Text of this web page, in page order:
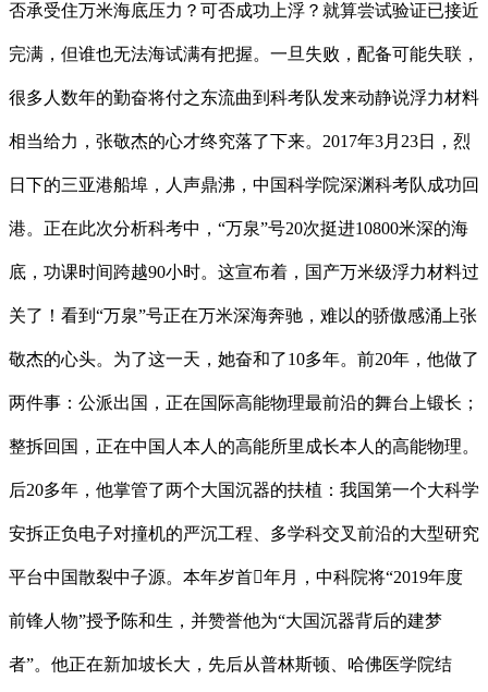
否承受住万米海底压力？可否成功上浮？就算尝试验证已接近
完满，但谁也无法海试满有把握。一旦失败，配备可能失联，
很多人数年的勤奋将付之东流曲到科考队发来动静说浮力材料
相当给力，张敬杰的心才终究落了下来。2017年3月23日，烈
日下的三亚港船埠，人声鼎沸，中国科学院深渊科考队成功回
港。正在此次分析科考中，“万泉”号20次挺进10800米深的海
底，功课时间跨越90小时。这宣布着，国产万米级浮力材料过
关了！看到“万泉”号正在万米深海奔驰，难以的骄傲感涌上张
敬杰的心头。为了这一天，她奋和了10多年。前20年，他做了
两件事：公派出国，正在国际高能物理最前沿的舞台上锻长；
整拆回国，正在中国人本人的高能所里成长本人的高能物理。
后20多年，他掌管了两个大国沉器的扶植：我国第一个大科学
安拆正负电子对撞机的严沉工程、多学科交叉前沿的大型研究
平台中国散裂中子源。本年岁首年月，中科院将“2019年度
前锋人物”授予陈和生，并赞誉他为“大国沉器背后的建梦
者”。他正在新加坡长大，先后从普林斯顿、哈佛医学院结